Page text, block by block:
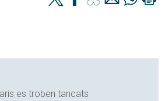
es troben tancats